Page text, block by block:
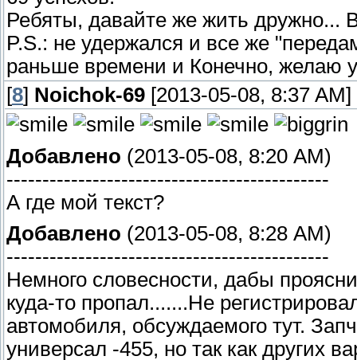
Ребяты, давайте же жить дружно...
P.S.: не удержался и все же
раньше времени и Конечно, желаю
[8] Noichok-69 [2013-05-08, 8:37 AM]
Добавлено (2013-05-08, 8:20 AM)
---------------------------------------------
А где мой текст?
Добавлено (2013-05-08, 8:28 AM)
---------------------------------------------
Немного словесности, дабы
куда-то пропал.......Не
автомобиля, обсуждаемого тут.
универсал -455, но так как других